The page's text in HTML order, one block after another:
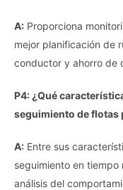
A: Proporciona
mejor planificación de
conductor y ahorro de
P4: ¿Qué
seguimiento de flotas
A: Entre sus
seguimiento en
análisis del